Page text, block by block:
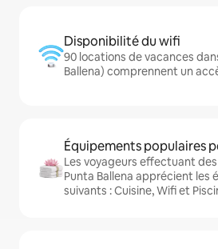
Disponibilité du wifi
90 locations de vacances
Ballena) comprennent un
Équipements populaires
Les voyageurs effectuant
Punta Ballena apprécient les
suivants : Cuisine, Wifi et